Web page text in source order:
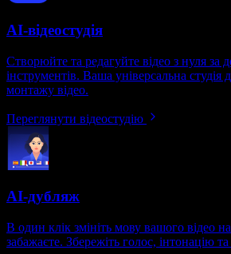
AI-відеостудія
Створюйте та редагуйте відео з нуля
інструментів. Ваша універсальна студія
монтажу відео.
Переглянути відеостудію
AI-дубляж
В один клік змініть мову вашого відео
забажаєте. Збережіть голос, інтонацію